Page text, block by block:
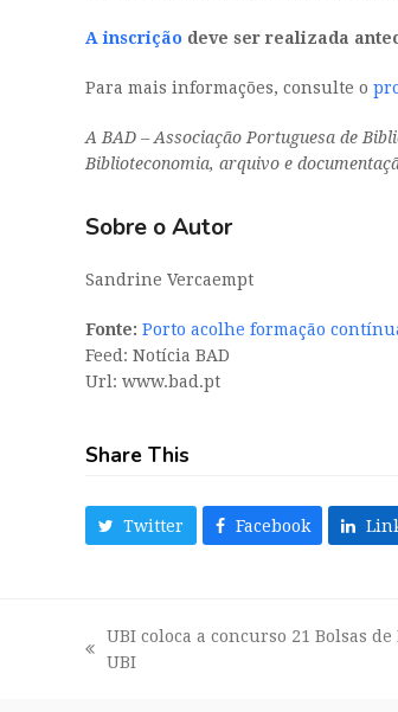
A inscrição deve ser realizada
Para mais informações, consulte o
A BAD – Associação Portuguesa de
Biblioteconomia, arquivo e
Sobre o Autor
Sandrine Vercaempt
Fonte: Porto acolhe formação
Feed: Notícia BAD
Url: www.bad.pt
Share This
Twitter Facebook
previous
UBI coloca a concurso 21 Bolsas
UBI